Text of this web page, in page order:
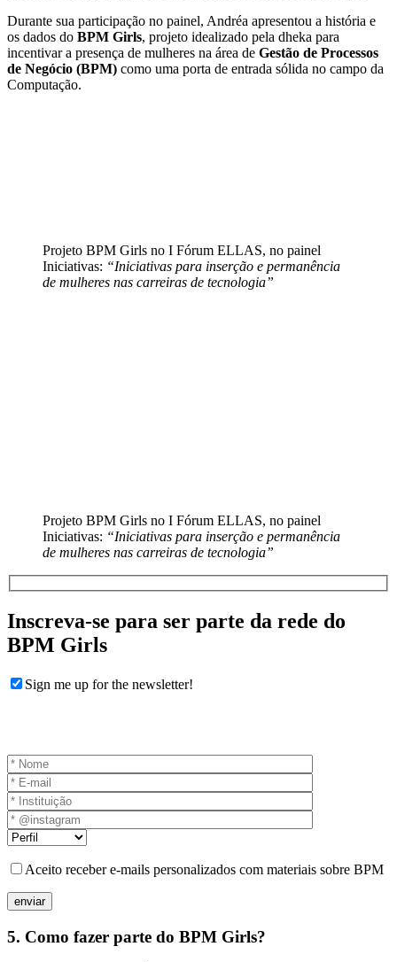
Durante sua participação no painel, Andréa apresentou a história e
os dados do BPM Girls, projeto idealizado pela dheka para
incentivar a presença de mulheres na área de Gestão de Processos
de Negócio (BPM) como uma porta de entrada sólida no campo da
Computação.
Projeto BPM Girls no I Fórum ELLAS, no painel
Iniciativas: “Iniciativas para inserção e permanência
de mulheres nas carreiras de tecnologia”
Projeto BPM Girls no I Fórum ELLAS, no painel
Iniciativas: “Iniciativas para inserção e permanência
de mulheres nas carreiras de tecnologia”
Inscreva-se para ser parte da rede do
BPM Girls
Sign me up for the newsletter!
Aceito receber e-mails personalizados com materiais sobre BPM
5. Como fazer parte do BPM Girls?